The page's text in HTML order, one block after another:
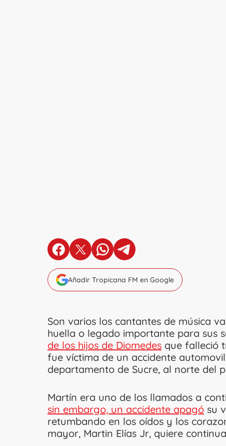
en Facebook
en X en Whatsapp
en Telegram
Añadir Tropicana FM en Google
Son varios los cantantes de música
huella o legado importante para sus
de los hijos de Diomedes que falleció
fue víctima de un accidente
departamento de Sucre, al norte del
Martín era uno de los llamados a
sin embargo, un accidente apagó su
retumbando en los oídos y los
mayor, Martin Elías Jr, quiere